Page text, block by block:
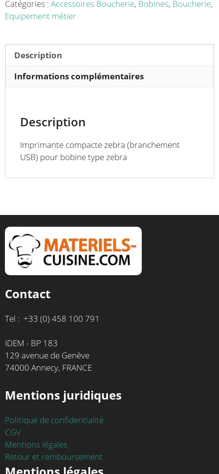
bobine
Catégories : Accessoires Boucherie, Bobines, Boucherie,
Equipement métier
Description
Informations complémentaires
Description
Imprimante compacte zebra (branchement
USB) pour bobine type zebra
Contact
Tel : +33 (0) 458 100 791
IDEM - BP 183
129 avenue de Genève
74000 Annecy, FRANCE
Mentions juridiques
Politique de confidentialité
CGV
Mentions légales
Retour et remboursement